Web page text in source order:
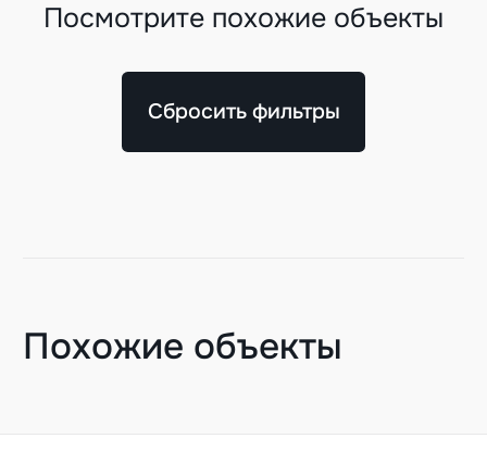
Посмотрите похожие объекты
Сбросить фильтры
Похожие объекты